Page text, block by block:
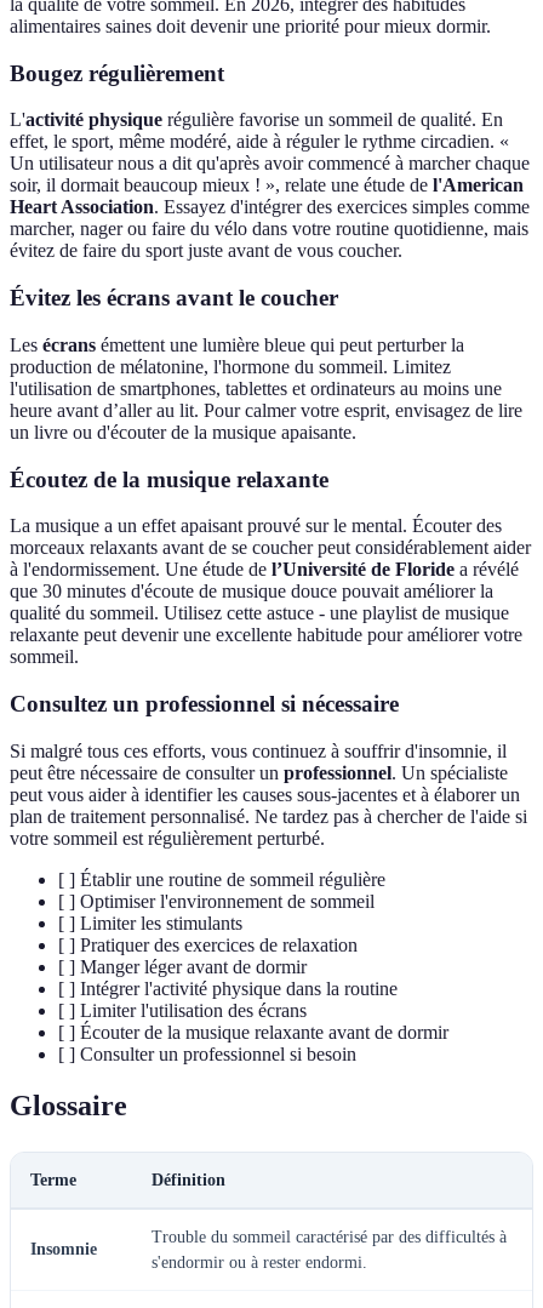
la qualité de votre sommeil. En 2026, intégrer des habitudes
alimentaires saines doit devenir une priorité pour mieux dormir.
Bougez régulièrement
L'activité physique régulière favorise un sommeil de qualité. En
effet, le sport, même modéré, aide à réguler le rythme circadien. «
Un utilisateur nous a dit qu'après avoir commencé à marcher chaque
soir, il dormait beaucoup mieux ! », relate une étude de l'American
Heart Association. Essayez d'intégrer des exercices simples comme
marcher, nager ou faire du vélo dans votre routine quotidienne, mais
évitez de faire du sport juste avant de vous coucher.
Évitez les écrans avant le coucher
Les écrans émettent une lumière bleue qui peut perturber la
production de mélatonine, l'hormone du sommeil. Limitez
l'utilisation de smartphones, tablettes et ordinateurs au moins une
heure avant d’aller au lit. Pour calmer votre esprit, envisagez de lire
un livre ou d'écouter de la musique apaisante.
Écoutez de la musique relaxante
La musique a un effet apaisant prouvé sur le mental. Écouter des
morceaux relaxants avant de se coucher peut considérablement aider
à l'endormissement. Une étude de l’Université de Floride a révélé
que 30 minutes d'écoute de musique douce pouvait améliorer la
qualité du sommeil. Utilisez cette astuce - une playlist de musique
relaxante peut devenir une excellente habitude pour améliorer votre
sommeil.
Consultez un professionnel si nécessaire
Si malgré tous ces efforts, vous continuez à souffrir d'insomnie, il
peut être nécessaire de consulter un professionnel. Un spécialiste
peut vous aider à identifier les causes sous-jacentes et à élaborer un
plan de traitement personnalisé. Ne tardez pas à chercher de l'aide si
votre sommeil est régulièrement perturbé.
[ ] Établir une routine de sommeil régulière
[ ] Optimiser l'environnement de sommeil
[ ] Limiter les stimulants
[ ] Pratiquer des exercices de relaxation
[ ] Manger léger avant de dormir
[ ] Intégrer l'activité physique dans la routine
[ ] Limiter l'utilisation des écrans
[ ] Écouter de la musique relaxante avant de dormir
[ ] Consulter un professionnel si besoin
Glossaire
Terme Définition
Insomnie
Trouble du sommeil caractérisé par des difficultés à
s'endormir ou à rester endormi.